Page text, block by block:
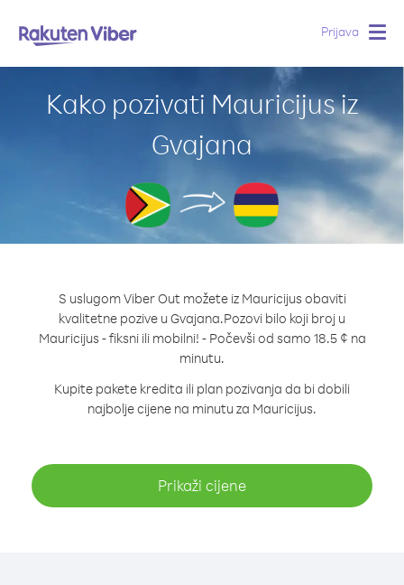
Prijava
Kako pozivati Mauricijus iz
Gvajana
S uslugom Viber Out možete iz Mauricijus obaviti
kvalitetne pozive u Gvajana.Pozovi bilo koji broj u
Mauricijus - fiksni ili mobilni! - Počevši od samo 18.5 ¢ na
minutu.
Kupite pakete kredita ili plan pozivanja da bi dobili
najbolje cijene na minutu za Mauricijus.
Prikaži cijene